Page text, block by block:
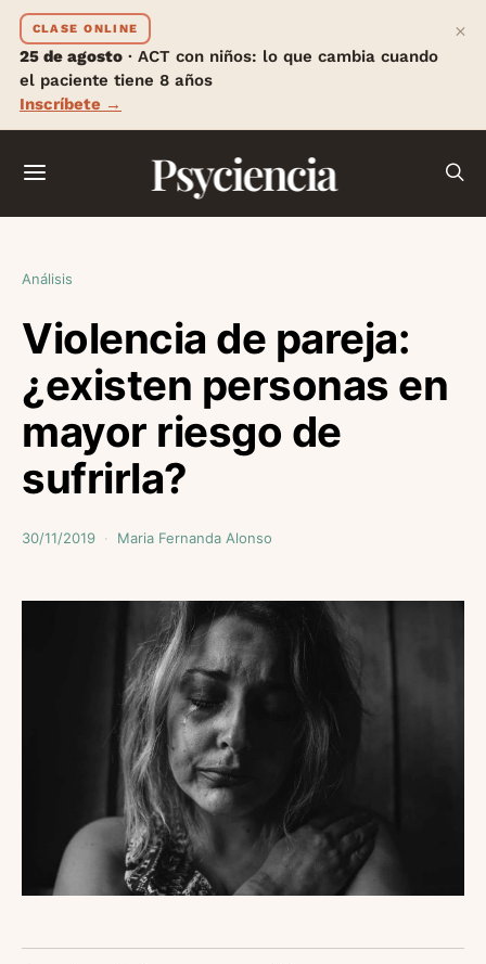
CLASE ONLINE
25 de agosto · ACT con niños: lo que cambia cuando
el paciente tiene 8 años
Inscríbete →
×
Psyciencia
Análisis
Violencia de pareja:
¿existen personas en
mayor riesgo de
sufrirla?
30/11/2019 Maria Fernanda Alonso